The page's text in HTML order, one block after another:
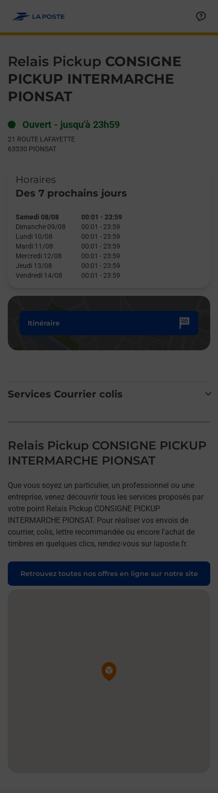
Relais Pickup CONSIGNE
PICKUP INTERMARCHE
PIONSAT
Ouvert - jusqu'à 23h59
21 ROUTE LAFAYETTE
63330 PIONSAT
Horaires
Des 7 prochains jours
Samedi 08/08 00:01 - 23:59
Dimanche 09/08
00:01 - 23:59
Lundi 10/08
00:01 - 23:59
Mardi 11/08
00:01 - 23:59
Mercredi 12/08
00:01 - 23:59
Jeudi 13/08
00:01 - 23:59
Vendredi 14/08
00:01 - 23:59
Itinéraire
Services Courrier colis
Relais Pickup CONSIGNE PICKUP
INTERMARCHE PIONSAT
Que vous soyez un particulier, un professionnel ou une
entreprise, venez découvrir tous les services proposés par
votre point Relais Pickup CONSIGNE PICKUP
INTERMARCHE PIONSAT. Pour réaliser vos envois de
courrier, colis, lettre recommandée ou encore l'achat de
timbres en quelques clics, rendez-vous sur laposte.fr.
Retrouvez toutes nos offres en ligne sur notre site
Pin de la carte